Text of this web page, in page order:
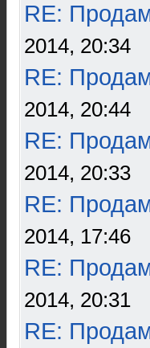
RE:
2014, 20:34
RE:
2014, 20:44
RE:
2014, 20:33
RE:
2014, 17:46
RE:
2014, 20:31
RE: